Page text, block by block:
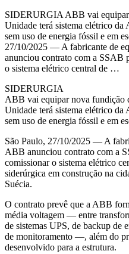
SIDERURGIA ABB vai
Unidade terá sistema elétrico
sem uso de energia fóssil e em
27/10/2025 — A fabricante de
anunciou contrato com a SSAB
o sistema elétrico central de …
SIDERURGIA
ABB vai equipar nova fundição
Unidade terá sistema elétrico
sem uso de energia fóssil e em
São Paulo, 27/10/2025 — A
ABB anunciou contrato com a
comissionar o sistema elétrico
siderúrgica em construção na
Suécia.
O contrato prevê que a ABB
média voltagem — entre
de sistemas UPS, de backup de
de monitoramento —, além do
desenvolvido para a estrutura.